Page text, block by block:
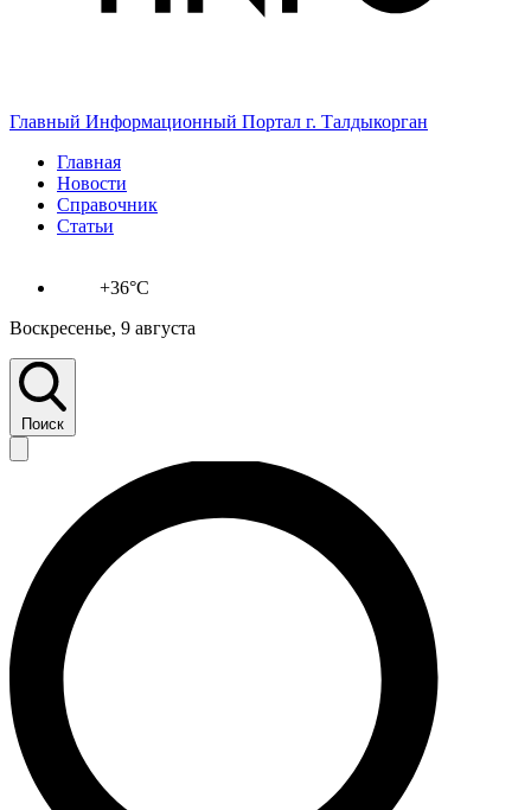
Главный Информационный Портал г. Талдыкорган
Главная
Новости
Справочник
Статьи
+36°C
Воскресенье, 9 августа
Поиск